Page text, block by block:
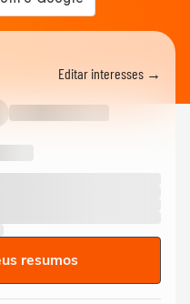
Editar interesses →
resumos